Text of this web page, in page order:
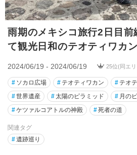
雨期のメキシコ旅行2日目前
て観光日和のテオティワカン
2024/06/19 - 2024/06/19 25位(同エ
# ソカロ広場 # テオティワカン # テオ
#世界遺産 #太陽のピラミッド # 月の
#ケツァルコアトルの神殿 #死者の道
関連タグ
#遺跡巡り